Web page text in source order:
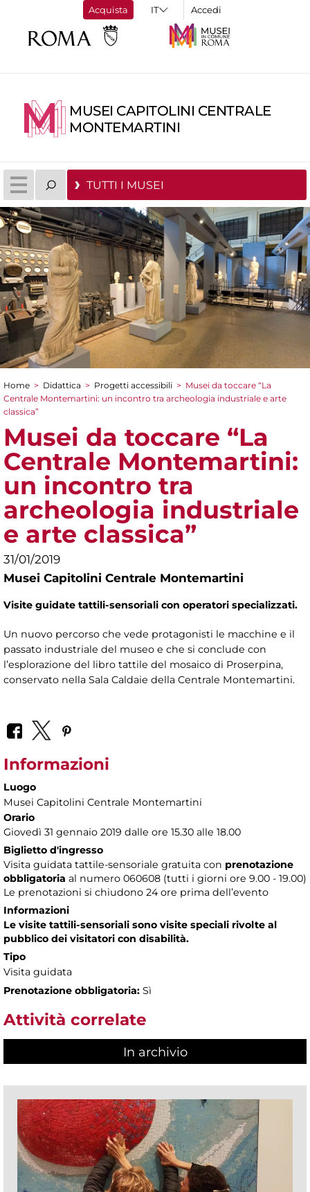
Acquista Accedi
MUSEI CAPITOLINI CENTRALE
MONTEMARTINI
TUTTI I MUSEI
Tu sei qui
Home > Didattica > Progetti accessibili > Musei da toccare “La
Centrale Montemartini: un incontro tra archeologia industriale e arte
classica”
Musei da toccare “La
Centrale Montemartini:
un incontro tra
archeologia industriale
e arte classica”
31/01/2019
Musei Capitolini Centrale Montemartini
Visite guidate tattili-sensoriali con operatori specializzati.
Un nuovo percorso che vede protagonisti le macchine e il
passato industriale del museo e che si conclude con
l’esplorazione del libro tattile del mosaico di Proserpina,
conservato nella Sala Caldaie della Centrale Montemartini.
Informazioni
Luogo
Musei Capitolini Centrale Montemartini
Orario
Giovedì 31 gennaio 2019 dalle ore 15.30 alle 18.00
Biglietto d'ingresso
Visita guidata tattile-sensoriale gratuita con prenotazione
obbligatoria al numero 060608 (tutti i giorni ore 9.00 - 19.00)
Le prenotazioni si chiudono 24 ore prima dell’evento
Informazioni
Le visite tattili-sensoriali sono visite speciali rivolte al
pubblico dei visitatori con disabilità.
Tipo
Visita guidata
Prenotazione obbligatoria: Sì
Attività correlate
In archivio